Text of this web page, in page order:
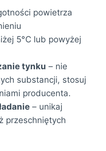
powietrza
5°C lub powyżej
tynku – nie
substancji, stosuj
producenta.
– unikaj
przeschniętych